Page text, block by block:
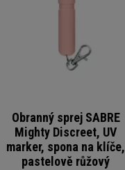
Obranný sprej SABRE
Mighty Discreet, UV
marker, spona na klíče,
pastelově růžový